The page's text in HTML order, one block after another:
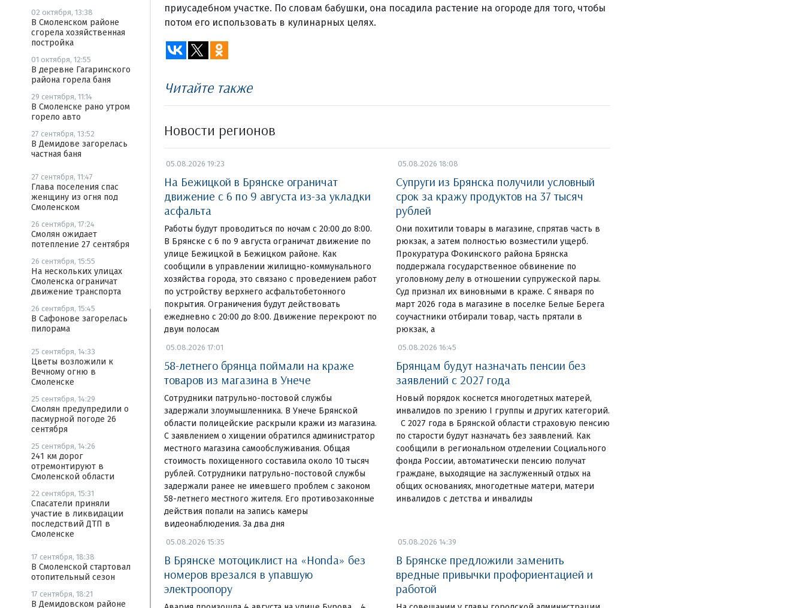
02 октября, 13:38
В Смоленском районе
сгорела хозяйственная
постройка
01 октября, 12:55
В деревне Гагаринского
района горела баня
29 сентября, 11:14
В Смоленске рано утром
горело авто
27 сентября, 13:52
В Демидове загорелась
частная баня
27 сентября, 11:47
Глава поселения спас
женщину из огня под
Смоленском
26 сентября, 17:24
Смолян ожидает
потепление 27 сентября
26 сентября, 15:55
На нескольких улицах
Смоленска ограничат
движение транспорта
26 сентября, 15:45
В Сафонове загорелась
пилорама
25 сентября, 14:33
Цветы возложили к
Вечному огню в
Смоленске
25 сентября, 14:29
Смолян предупредили о
пасмурной погоде 26
сентября
25 сентября, 14:26
241 км дорог
отремонтируют в
Смоленской области
22 сентября, 15:31
Спасатели приняли
участие в ликвидации
последствий ДТП в
Смоленске
17 сентября, 18:38
В Смоленской стартовал
отопительный сезон
17 сентября, 18:21
В Демидовском районе
приусадебном участке. По словам бабушки, она посадила растение на огороде для того, чтобы
потом его использовать в кулинарных целях.
Читайте также
Новости регионов
05.08.2026 19:23
На Бежицкой в Брянске ограничат
движение с 6 по 9 августа из-за укладки
асфальта
Работы будут проводиться по ночам с 20:00 до 8:00.
В Брянске с 6 по 9 августа ограничат движение по
улице Бежицкой в Бежицком районе. Как
сообщили в управлении жилищно-коммунального
хозяйства города, это связано с проведением работ
по устройству верхнего асфальтобетонного
покрытия. Ограничения будут действовать
ежедневно с 20:00 до 8:00. Движение перекроют по
двум полосам
05.08.2026 18:08
Супруги из Брянска получили условный
срок за кражу продуктов на 37 тысяч
рублей
Они похитили товары в магазине, спрятав часть в
рюкзак, а затем полностью возместили ущерб.
Прокуратура Фокинского района Брянска
поддержала государственное обвинение по
уголовному делу в отношении супружеской пары.
Суд признал их виновными в краже. С января по
март 2026 года в магазине в поселке Белые Берега
соучастники отбирали товар, часть прятали в
рюкзак, а
05.08.2026 17:01
58-летнего брянца поймали на краже
товаров из магазина в Унече
Сотрудники патрульно-постовой службы
задержали злоумышленника. В Унече Брянской
области полицейские раскрыли кражи из магазина.
С заявлением о хищении обратился администратор
местного магазина самообслуживания. Общая
стоимость похищенного составила около 10 тысяч
рублей. Сотрудники патрульно-постовой службы
задержали ранее не имевшего проблем с законом
58-летнего местного жителя. Его противозаконные
действия попали на запись камеры
видеонаблюдения. За два дня
05.08.2026 16:45
Брянцам будут назначать пенсии без
заявлений с 2027 года
Новый порядок коснется многодетных матерей,
инвалидов по зрению I группы и других категорий.
С 2027 года в Брянской области страховую пенсию
по старости будут назначать без заявлений. Как
сообщили в региональном отделении Социального
фонда России, автоматически пенсию получат
граждане, выходящие на заслуженный отдых на
общих основаниях, многодетные матери, матери
инвалидов с детства и инвалиды
05.08.2026 15:35
В Брянске мотоциклист на «Honda» без
номеров врезался в упавшую
электроопору
05.08.2026 14:39
В Брянске предложили заменить
вредные привычки профориентацией и
работой